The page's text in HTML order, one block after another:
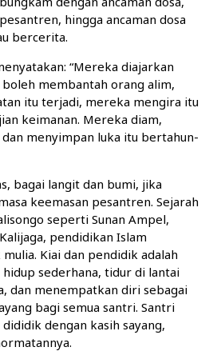
hingga ancaman dosa
bercerita.
“Mereka diajarkan
membantah orang alim,
itu terjadi, mereka mengira itu
keimanan. Mereka diam,
dan menyimpan luka itu bertahun-
bagai langit dan bumi, jika
keemasan pesantren. Sejarah
seperti Sunan Ampel,
pendidikan Islam
Kiai dan pendidik adalah
sederhana, tidur di lantai
dan menempatkan diri sebagai
bagi semua santri. Santri
dengan kasih sayang,